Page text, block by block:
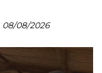
08/08/2026